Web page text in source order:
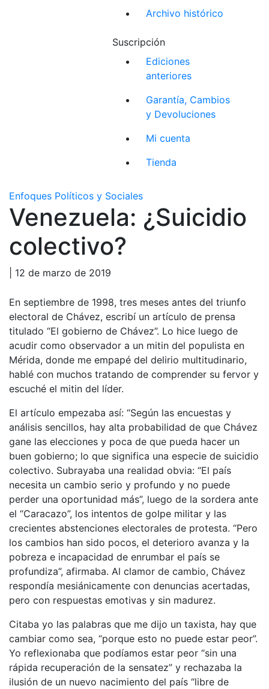
Archivo histórico
Suscripción
Ediciones
anteriores
Garantía, Cambios
y Devoluciones
Mi cuenta
Tienda
Enfoques Políticos y Sociales
Venezuela: ¿Suicidio
colectivo?
| 12 de marzo de 2019
En septiembre de 1998, tres meses antes del triunfo
electoral de Chávez, escribí un artículo de prensa
titulado “El gobierno de Chávez”. Lo hice luego de
acudir como observador a un mitin del populista en
Mérida, donde me empapé del delirio multitudinario,
hablé con muchos tratando de comprender su fervor y
escuché el mitin del líder.
El artículo empezaba así: “Según las encuestas y
análisis sencillos, hay alta probabilidad de que Chávez
gane las elecciones y poca de que pueda hacer un
buen gobierno; lo que significa una especie de suicidio
colectivo. Subrayaba una realidad obvia: “El país
necesita un cambio serio y profundo y no puede
perder una oportunidad más”, luego de la sordera ante
el “Caracazo”, los intentos de golpe militar y las
crecientes abstenciones electorales de protesta. “Pero
los cambios han sido pocos, el deterioro avanza y la
pobreza e incapacidad de enrumbar el país se
profundiza”, afirmaba. Al clamor de cambio, Chávez
respondía mesiánicamente con denuncias acertadas,
pero con respuestas emotivas y sin madurez.
Citaba yo las palabras que me dijo un taxista, hay que
cambiar como sea, “porque esto no puede estar peor”.
Yo reflexionaba que podíamos estar peor “sin una
rápida recuperación de la sensatez” y rechazaba la
ilusión de un nuevo nacimiento del país “libre de